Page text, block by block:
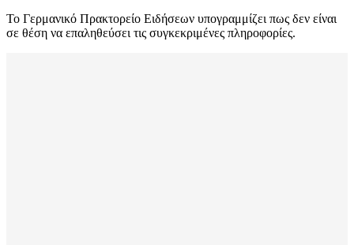
Το Γερμανικό Πρακτορείο Ειδήσεων υπογραμμίζει πως δεν είναι
σε θέση να επαληθεύσει τις συγκεκριμένες πληροφορίες.